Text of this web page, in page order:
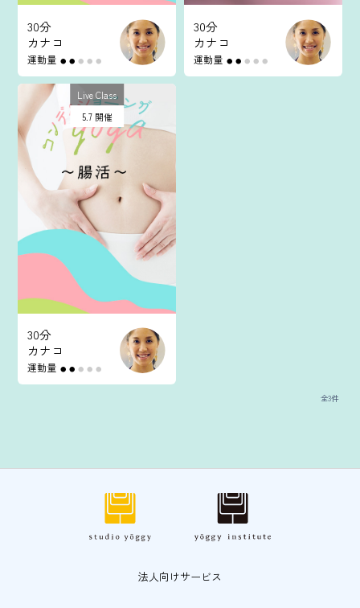
クラス参加にあたっての同意書
特定商取引にかかわる表示
プライバシーポリシー
30分
カナコ
運動量 ● ● ● ● ●
30分
カナコ
運動量 ● ● ● ● ●
Live Class
5.7 開催
30分
カナコ
運動量 ● ● ● ● ●
全3件
法人向けサービス